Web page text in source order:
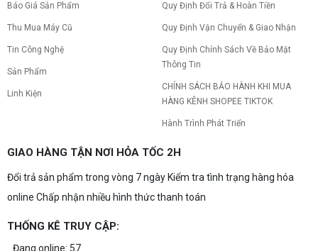
Báo Giá Sản Phẩm
Thu Mua Máy Cũ
Tin Công Nghệ
Sản Phẩm
Linh Kiện
Quy Định Đổi Trả & Hoàn Tiền
Quy Định Vận Chuyển & Giao Nhận
Quy Định Chính Sách Về Bảo Mật
Thông Tin
CHÍNH SÁCH BẢO HÀNH KHI MUA
HÀNG KÊNH SHOPEE TIKTOK
Hành Trình Phát Triển
GIAO HÀNG TẬN NƠI HỎA TỐC 2H
Đổi trả sản phẩm trong vòng 7 ngày Kiểm tra tình trạng hàng hóa
online Chấp nhận nhiều hình thức thanh toán
THỐNG KÊ TRUY CẬP:
Đang online: 57